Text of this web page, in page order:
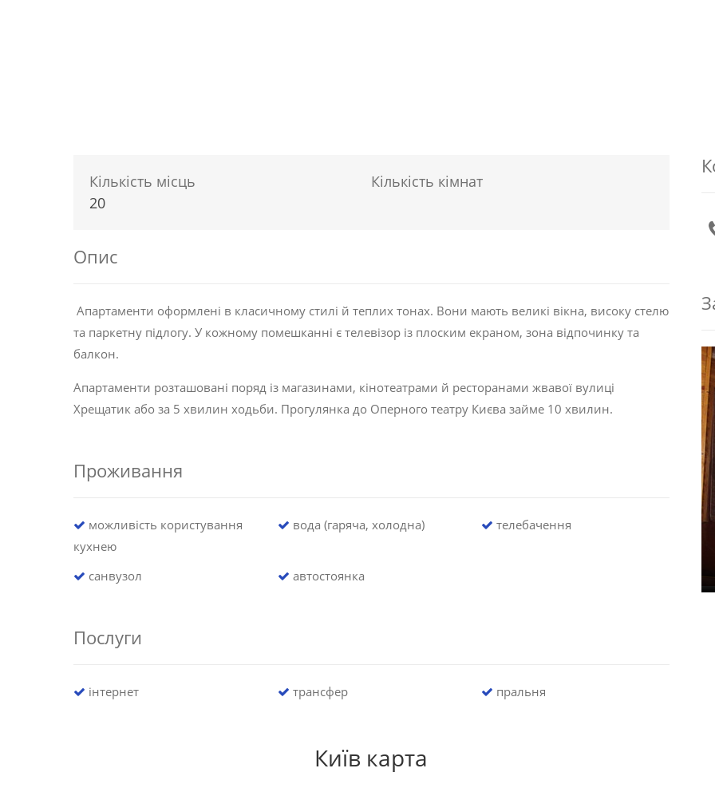
Кількість місць
20
Кількість кімнат
Опис
Апартаменти оформлені в класичному стилі й теплих тонах. Вони мають великі вікна, високу стелю
та паркетну підлогу. У кожному помешканні є телевізор із плоским екраном, зона відпочинку та
балкон.
Апартаменти розташовані поряд із магазинами, кінотеатрами й ресторанами жвавої вулиці
Хрещатик або за 5 хвилин ходьби. Прогулянка до Оперного театру Києва займе 10 хвилин.
Проживання
можливість користування
кухнею
вода (гаряча, холодна) телебачення
санвузол автостоянка
Послуги
інтернет трансфер пральня
Київ карта